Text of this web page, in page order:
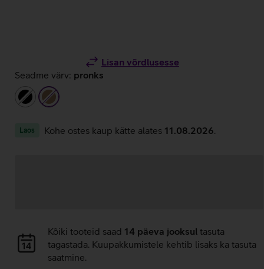
Lisan võrdlusesse
Seadme värv: pronks
mustpronks
Laos Kohe ostes kaup kätte alates 11.08.2026
laadimine
Andmete
laadimine
Kõiki tooteid saad 14 päeva jooksul tasuta
tagastada. Kuupakkumistele kehtib lisaks ka tasuta
saatmine.